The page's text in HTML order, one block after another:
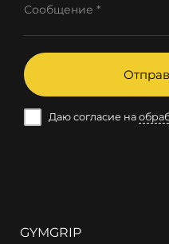
Сообщение *
Даю согласие на
GYMGRIP